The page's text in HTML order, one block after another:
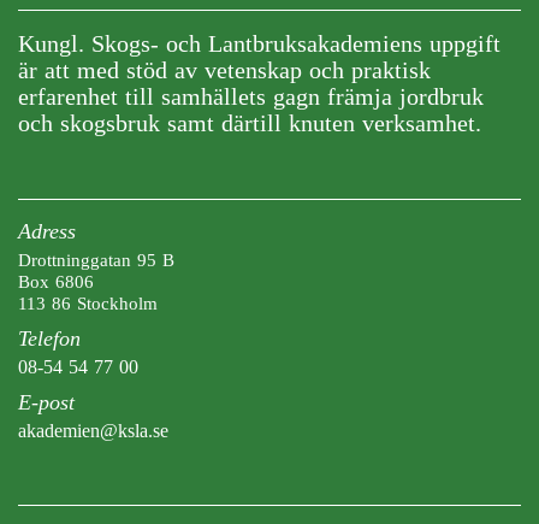
Kungl. Skogs- och Lantbruksakademiens uppgift
är att med stöd av vetenskap och praktisk
erfarenhet till samhällets gagn främja jordbruk
och skogsbruk samt därtill knuten verksamhet.
Adress
Drottninggatan 95 B
Box 6806
113 86 Stockholm
Telefon
08-54 54 77 00
E-post
akademien@ksla.se